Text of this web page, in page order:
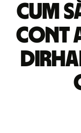
Cum
cont